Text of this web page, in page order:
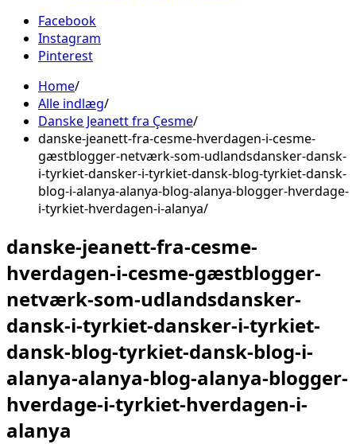
Facebook
Instagram
Pinterest
Home
Alle indlæg
Danske Jeanett fra Çesme
danske-jeanett-fra-cesme-hverdagen-i-cesme-
gæstblogger-netværk-som-udlandsdansker-dansk-
i-tyrkiet-dansker-i-tyrkiet-dansk-blog-tyrkiet-dansk-
blog-i-alanya-alanya-blog-alanya-blogger-hverdage-
i-tyrkiet-hverdagen-i-alanya
danske-jeanett-fra-cesme-
hverdagen-i-cesme-gæstblogger-
netværk-som-udlandsdansker-
dansk-i-tyrkiet-dansker-i-tyrkiet-
dansk-blog-tyrkiet-dansk-blog-i-
alanya-alanya-blog-alanya-blogger-
hverdage-i-tyrkiet-hverdagen-i-
alanya